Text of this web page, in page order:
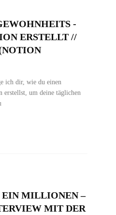
-
ERSTELLT //
ich dir, wie du einen
erstellst, um deine täglichen
MILLIONEN –
MIT DER